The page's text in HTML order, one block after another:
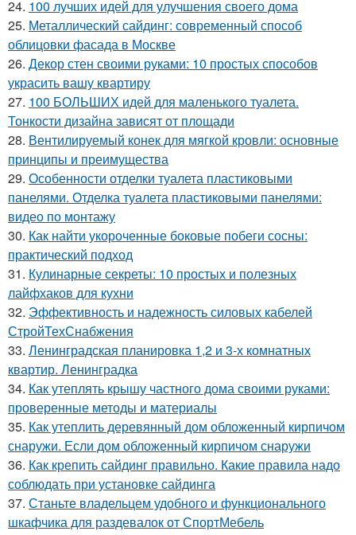
24. 100 лучших идей для улучшения своего дома
25. Металлический сайдинг: современный способ
облицовки фасада в Москве
26. Декор стен своими руками: 10 простых способов
украсить вашу квартиру
27. 100 БОЛЬШИХ идей для маленького туалета.
Тонкости дизайна зависят от площади
28. Вентилируемый конек для мягкой кровли: основные
принципы и преимущества
29. Особенности отделки туалета пластиковыми
панелями. Отделка туалета пластиковыми панелями:
видео по монтажу
30. Как найти укороченные боковые побеги сосны:
практический подход
31. Кулинарные секреты: 10 простых и полезных
лайфхаков для кухни
32. Эффективность и надежность силовых кабелей
СтройТехСнабжения
33. Ленинградская планировка 1,2 и 3-х комнатных
квартир. Ленинградка
34. Как утеплять крышу частного дома своими руками:
проверенные методы и материалы
35. Как утеплить деревянный дом обложенный кирпичом
снаружи. Если дом обложенный кирпичом снаружи
36. Как крепить сайдинг правильно. Какие правила надо
соблюдать при установке сайдинга
37. Станьте владельцем удобного и функционального
шкафчика для раздевалок от СпортМебель